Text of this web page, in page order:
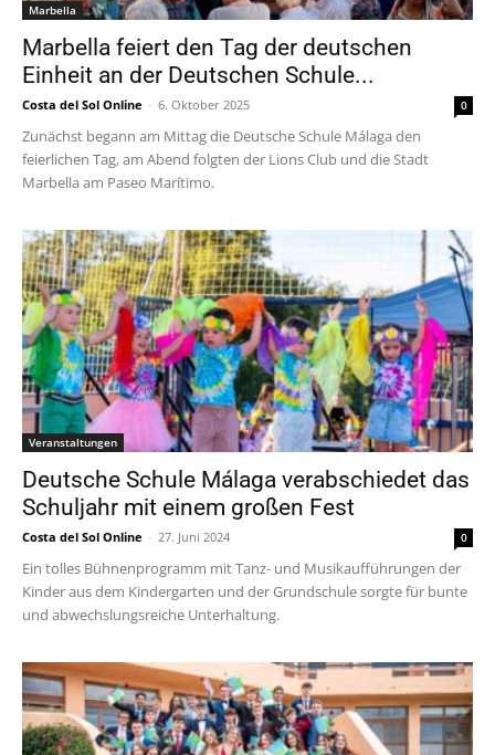
Marbella
Marbella feiert den Tag der deutschen
Einheit an der Deutschen Schule...
Costa del Sol Online - 6. Oktober 2025 0
Zunächst begann am Mittag die Deutsche Schule Málaga den
feierlichen Tag, am Abend folgten der Lions Club und die Stadt
Marbella am Paseo Marítimo.
Veranstaltungen
Deutsche Schule Málaga verabschiedet das
Schuljahr mit einem großen Fest
Costa del Sol Online - 27. Juni 2024 0
Ein tolles Bühnenprogramm mit Tanz- und Musikaufführungen der
Kinder aus dem Kindergarten und der Grundschule sorgte für bunte
und abwechslungsreiche Unterhaltung.